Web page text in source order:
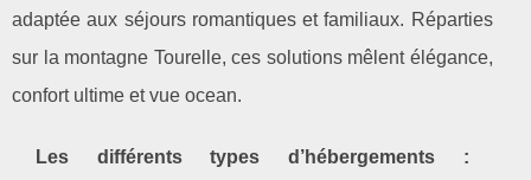
adaptée aux séjours romantiques et familiaux. Réparties
sur la montagne Tourelle, ces solutions mêlent élégance,
confort ultime et vue ocean.
Les différents types d’hébergements :